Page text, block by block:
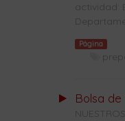
actividad:
Página
Bolsa